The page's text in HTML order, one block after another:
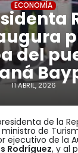
ECONOMÍA
del
11 ABRIL, 2026
de la
de
ejecutivo de la
Rodríguez, y al